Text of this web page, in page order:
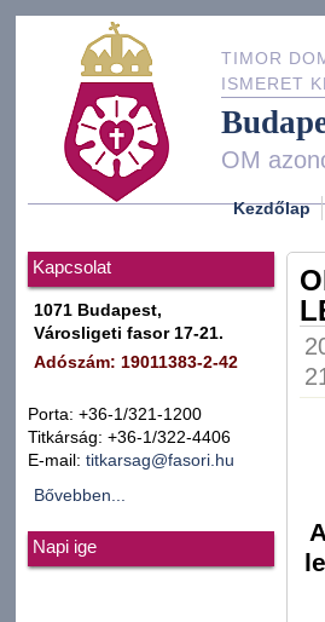
TIMOR
ISMERET
OM
Kezdőlap
Kapcsolat
1071 Budapest,
Városligeti fasor 17-21.
Adószám: 19011383-2-42
Porta: +36-1/321-1200
Titkárság: +36-1/322-4406
E-mail: titkarsag@fasori.hu
Bővebben...
Napi ige